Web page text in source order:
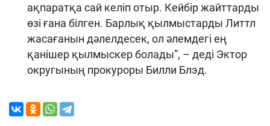
ақпаратқа сай келіп отыр. Кейбір жайттарды
өзі ғана білген. Барлық қылмыстарды Литтл
жасағанын дәлелдесек, ол әлемдегі ең
қанішер қылмыскер болады”, – деді Эктор
округының прокуроры Билли Блэд.